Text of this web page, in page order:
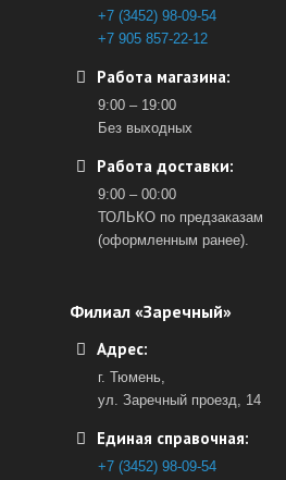
+7 (3452) 98-09-54
+7 905 857-22-12
Работа магазина:
9:00 – 19:00
Без выходных
Работа доставки:
9:00 – 00:00
ТОЛЬКО по предзаказам
(оформленным ранее).
Филиал «Заречный»
Адрес:
г. Тюмень,
ул. Заречный проезд, 14
Единая справочная:
+7 (3452) 98-09-54